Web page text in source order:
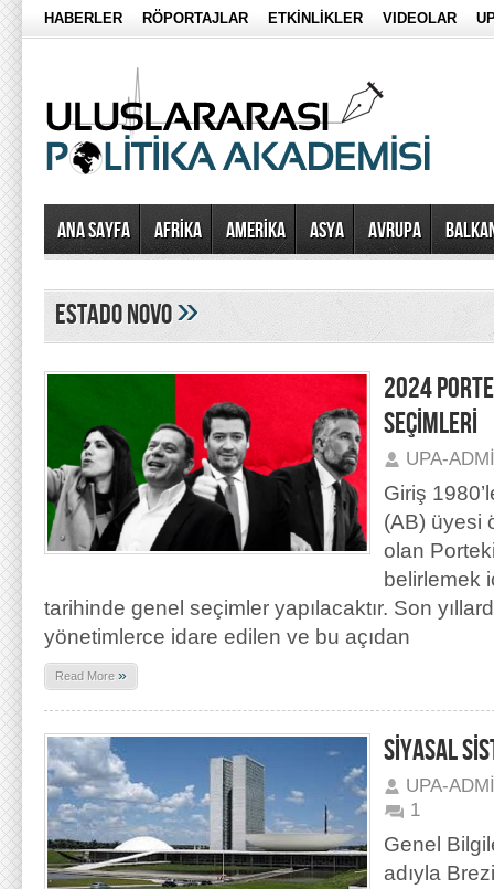
HABERLER RÖPORTAJLAR ETKİNLİKLER VIDEOLAR
Ana Sayfa AFRİKA AMERİKA ASYA AVRUPA
Estado Novo»
2024
SEÇİMLERİ
UPA-
Giriş
(AB) üyesi
olan
belirlemek
tarihinde genel seçimler yapılacaktır. Son
yönetimlerce idare edilen ve bu açıdan
Read More »
SİYASAL
UPA-
1
Genel
adıyla